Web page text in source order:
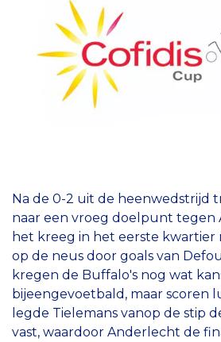
Na de 0-2 uit de heenwedstrijd
naar een vroeg doelpunt tegen
het kreeg in het eerste kwartier
op de neus door goals van
kregen de Buffalo's nog wat
bijeengevoetbald, maar scoren
legde Tielemans vanop de stip
vast, waardoor Anderlecht de